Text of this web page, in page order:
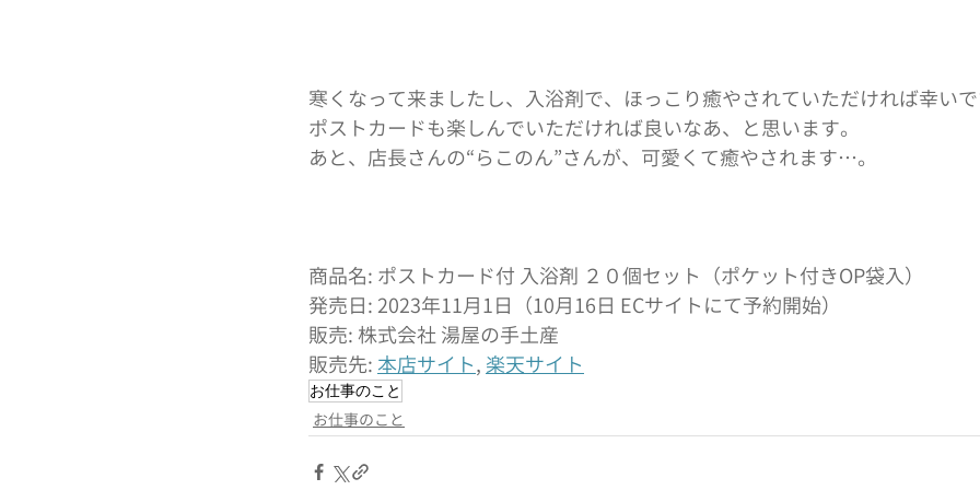
寒くなって来ましたし、入浴剤で、ほっこり癒やされていただければ幸い
ポストカードも楽しんでいただければ良いなあ、と思います。
あと、店長さんの“らこのん”さんが、可愛くて癒やされます…。
商品名: ポストカード付 入浴剤 ２０個セット（ポケット付きOP袋入）
発売日: 2023年11月1日（10月16日 ECサイトにて予約開始）
販売: 株式会社 湯屋の手土産
販売先: 本店サイト, 楽天サイト
お仕事のこと
お仕事のこと